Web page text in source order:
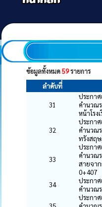
ข้อมูลทั้งหมด59รายการ
ลำดับที่
31
ประกาศ
คำนวณ
หน้าโร
32
ประกาศ
คำนวณ
ทรังสฤ
33
ประกาศ
คำนวณ
สายจาก
0+407
34
ประกาศ
คำนวณ
ประกาศ